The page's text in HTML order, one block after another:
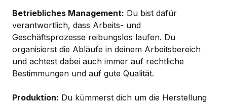
Betriebliches Management: Du bist dafür
verantwortlich, dass Arbeits- und
Geschäftsprozesse reibungslos laufen. Du
organisierst die Abläufe in deinem Arbeitsbereich
und achtest dabei auch immer auf rechtliche
Bestimmungen und auf gute Qualität.
Produktion: Du kümmerst dich um die Herstellung